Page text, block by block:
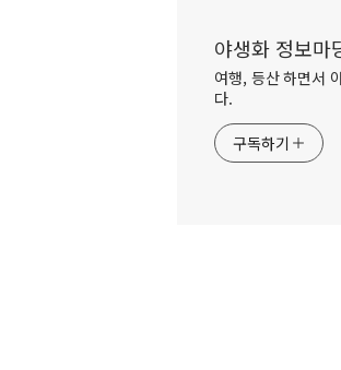
야생화 정보마
여행, 등산 하면서
다.
구독하기